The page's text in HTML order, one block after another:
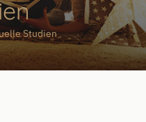
Studien